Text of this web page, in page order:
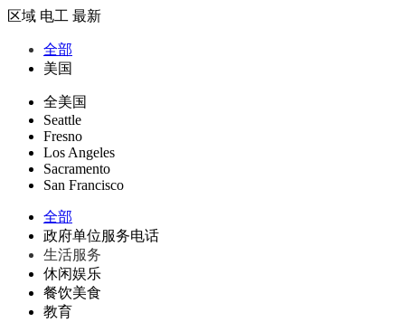
区域 电工 最新
全部
美国
全美国
Seattle
Fresno
Los Angeles
Sacramento
San Francisco
全部
政府单位服务电话
生活服务
休闲娱乐
餐饮美食
教育